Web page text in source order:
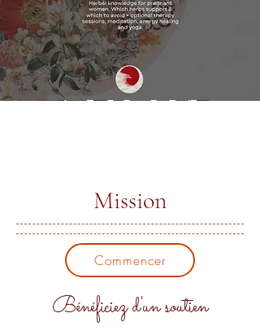
Mission
Commencer
Bénéficiez d'un soutien